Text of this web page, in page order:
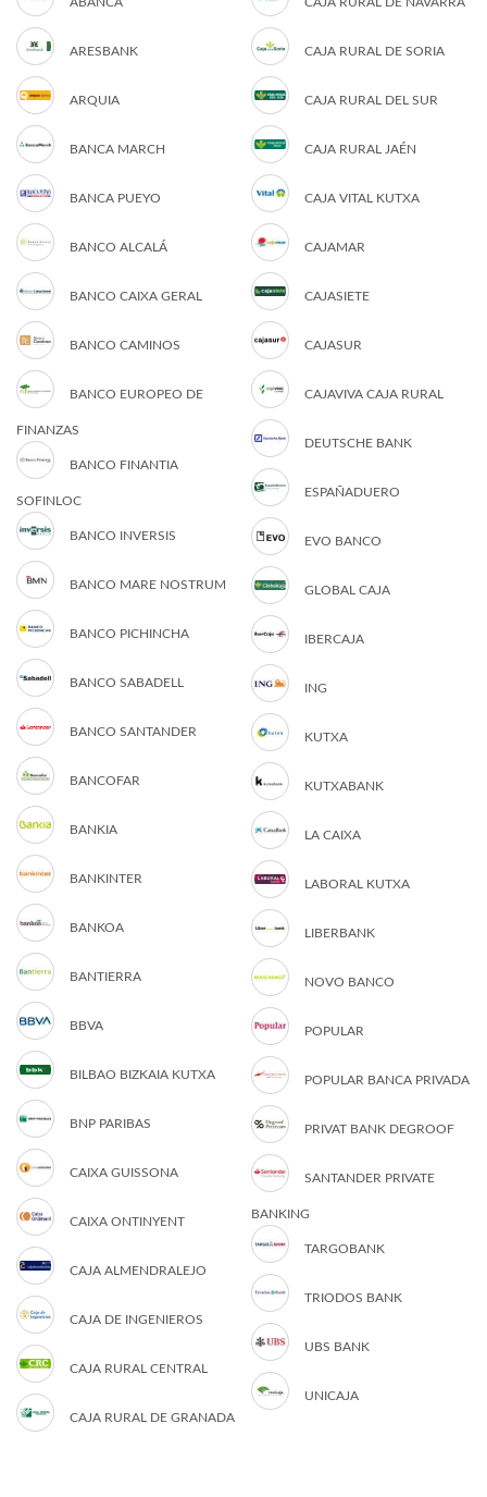
ARESBANK
ARQUIA
BANCA MARCH
BANCA PUEYO
BANCO ALCALÁ
BANCO CAIXA GERAL
BANCO CAMINOS
BANCO EUROPEO DE
FINANZAS
BANCO FINANTIA
SOFINLOC
BANCO INVERSIS
BANCO MARE NOSTRUM
BANCO PICHINCHA
BANCO SABADELL
BANCO SANTANDER
BANCOFAR
BANKIA
BANKINTER
BANKOA
BANTIERRA
BBVA
BILBAO BIZKAIA KUTXA
BNP PARIBAS
CAIXA GUISSONA
CAIXA ONTINYENT
CAJA ALMENDRALEJO
CAJA DE INGENIEROS
CAJA RURAL CENTRAL
CAJA RURAL DE GRANADA
CAJA RURAL DE SORIA
CAJA RURAL DEL SUR
CAJA RURAL JAÉN
CAJA VITAL KUTXA
CAJAMAR
CAJASIETE
CAJASUR
CAJAVIVA CAJA RURAL
DEUTSCHE BANK
ESPAÑADUERO
EVO BANCO
GLOBAL CAJA
IBERCAJA
ING
KUTXA
KUTXABANK
LA CAIXA
LABORAL KUTXA
LIBERBANK
NOVO BANCO
POPULAR
POPULAR BANCA PRIVADA
PRIVAT BANK DEGROOF
SANTANDER PRIVATE
BANKING
TARGOBANK
TRIODOS BANK
UBS BANK
UNICAJA